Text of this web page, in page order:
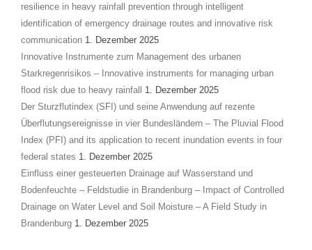
resilience in heavy rainfall prevention through intelligent
identification of emergency drainage routes and innovative risk
communication 1. Dezember 2025
Innovative Instrumente zum Management des urbanen
Starkregenrisikos – Innovative instruments for managing urban
flood risk due to heavy rainfall
1. Dezember 2025
Der Sturzflutindex (SFI) und seine Anwendung auf rezente
Überflutungsereignisse in vier Bundesländern – The Pluvial Flood
Index (PFI) and its application to recent inundation events in four
federal states 1. Dezember 2025
Einfluss einer gesteuerten Drainage auf Wasserstand und
Bodenfeuchte – Feldstudie in Brandenburg – Impact of Controlled
Drainage on Water Level and Soil Moisture – A Field Study in
Brandenburg 1. Dezember 2025